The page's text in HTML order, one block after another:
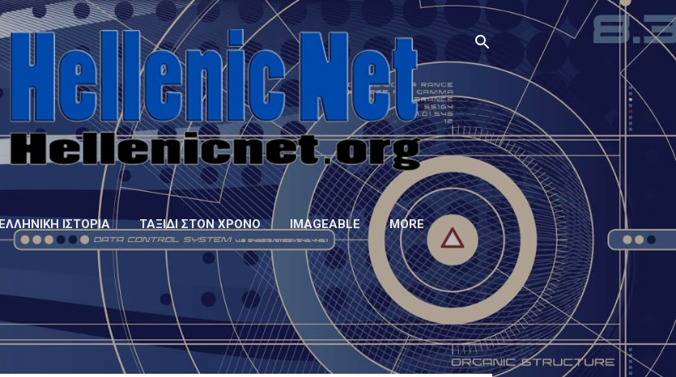
Μετάβαση στο κύριο περιεχόμενο
ΕΛΛΗΝΙΚΉ ΙΣΤΟΡΊΑ ΤΑΞΊΔΙ ΣΤΟΝ ΧΡΌΝΟ IMAGEABLE MORE